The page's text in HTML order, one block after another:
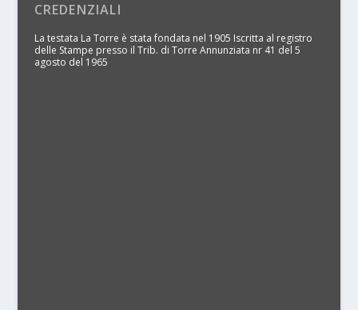
CREDENZIALI
La testata La Torre è stata fondata nel 1905 Iscritta al registro
delle Stampe presso il Trib. di Torre Annunziata nr 41 del 5
agosto del 1965